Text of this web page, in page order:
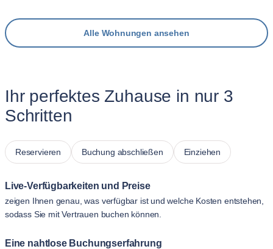
Alle Wohnungen ansehen
Ihr perfektes Zuhause in nur 3
Schritten
Reservieren Buchung abschließen Einziehen
Live-Verfügbarkeiten und Preise
zeigen Ihnen genau, was verfügbar ist und welche Kosten entstehen,
sodass Sie mit Vertrauen buchen können.
Eine nahtlose Buchungserfahrung